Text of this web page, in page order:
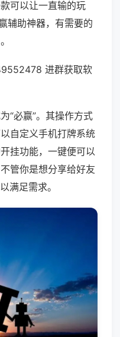
可以让一直输的玩
辅助神器，有需要的
进群获取软
“必赢”。其操作方式
自定义手机打牌系统
挂功能，一键便可以
管你是想分享给好友
满足需求。